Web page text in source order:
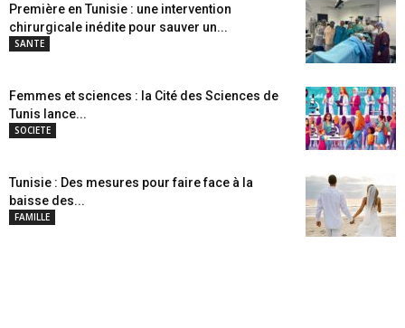
Première en Tunisie : une intervention
chirurgicale inédite pour sauver un...
SANTE
Femmes et sciences : la Cité des Sciences de
Tunis lance...
SOCIETE
Tunisie : Des mesures pour faire face à la
baisse des...
FAMILLE